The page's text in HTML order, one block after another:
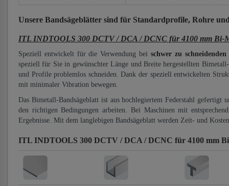
Unsere Bandsägeblätter sind für Standardprofile, Rohre
ITL INDTOOLS 300 DCTV / DCA / DCNC für 4100 mm Bi-
Speziell entwickelt für die Verwendung bei schwer zu
speziell für Sie in gewünschter Länge und Breite hergestellten
und Profile problemlos schneiden. Dank der speziell entwickelten
mit minimaler Vibration bewegen.
Das Bimetall-Bandsägeblatt ist aus hochlegiertem Federstahl
den richtigen Bedingungen arbeiten. Bei Maschinen mit
Ergebnisse. Mit dem langlebigen Bandsägeblatt werden Zeit- und
ITL INDTOOLS 300 DCTV / DCA / DCNC für 4100 mm